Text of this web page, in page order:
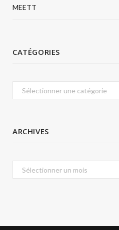
MEETT
CATÉGORIES
Catégories
ARCHIVES
Archives